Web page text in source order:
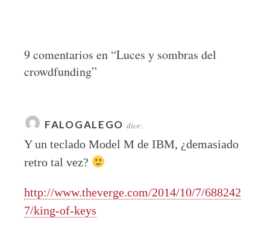
9 comentarios en “Luces y sombras del
crowdfunding”
FALOGALEGO dice:
Y un teclado Model M de IBM, ¿demasiado
retro tal vez?
http://www.theverge.com/2014/10/7/688242
7/king-of-keys